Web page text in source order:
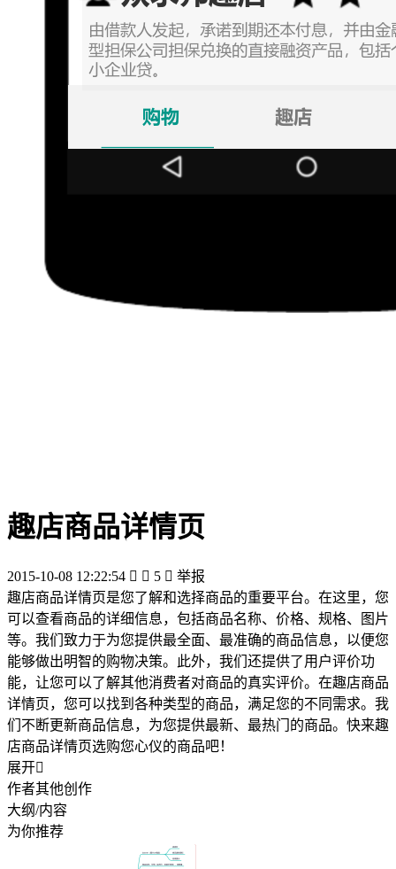
趣店商品详情页
2015-10-08 12:22:54   5  举报
趣店商品详情页是您了解和选择商品的重要平台。在这里，您
可以查看商品的详细信息，包括商品名称、价格、规格、图片
等。我们致力于为您提供最全面、最准确的商品信息，以便您
能够做出明智的购物决策。此外，我们还提供了用户评价功
能，让您可以了解其他消费者对商品的真实评价。在趣店商品
详情页，您可以找到各种类型的商品，满足您的不同需求。我
们不断更新商品信息，为您提供最新、最热门的商品。快来趣
店商品详情页选购您心仪的商品吧！
展开
作者其他创作
大纲/内容
为你推荐